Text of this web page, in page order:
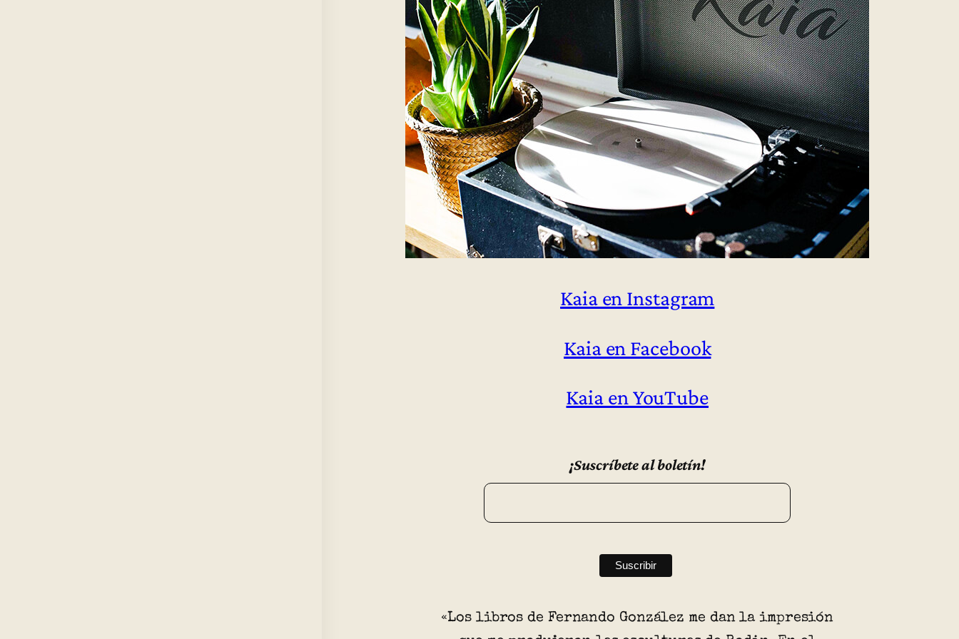
Kaia en Instagram
Kaia en Facebook
Kaia en YouTube
¡Suscríbete al boletín!
«Los libros de Fernando González me dan la impresión